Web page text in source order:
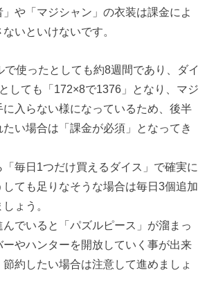
や「マジシャン」の衣装は課金によ
いといけないです。
で使ったとしても約8週間であり、ダイ
しても「172×8で1376」となり、マジ
に入らない様になっているため、後半
い場合は「課金が必須」となってき
「毎日1つだけ買えるダイス」で確実に
ても足りなそうな場合は毎日3個追加
ょう。
でいると「パズルピース」が溜まっ
やハンターを開放していく事が出来
約したい場合は注意して進めましょ